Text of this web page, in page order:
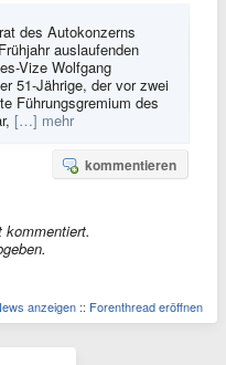
des Autokonzerns
auslaufenden
Vize Wolfgang
51-Jährige, der vor zwei
Führungsgremium des
[…] mehr
kommentieren
kommentiert.
anzeigen :: Forenthread eröffnen